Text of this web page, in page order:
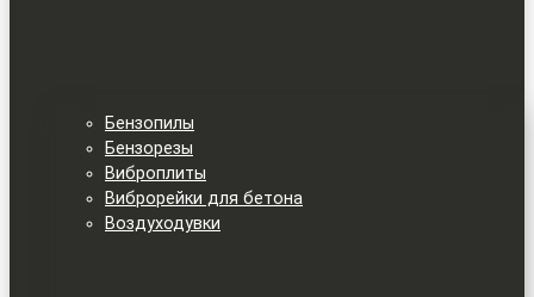
Бензопилы
Бензорезы
Виброплиты
Виброрейки для бетона
Воздуходувки